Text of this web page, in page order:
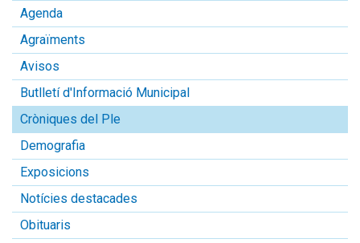
Agenda
Agraïments
Avisos
Butlletí d'Informació Municipal
Cròniques del Ple
Demografia
Exposicions
Notícies destacades
Obituaris